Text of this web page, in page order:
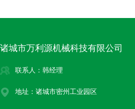
诸城市万利源机械科技有限公司
联系人：韩经理
地址：诸城市密州工业园区